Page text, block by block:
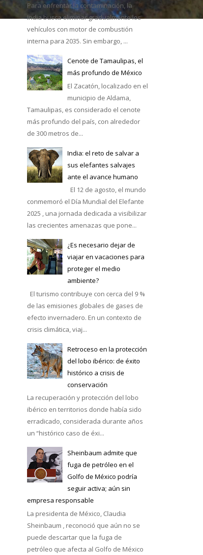
Para enfrentar la contaminación, la
India busca eliminar gradualmente los
vehículos con motor de combustión
interna para 2035. Sin embargo, ...
Cenote de Tamaulipas, el
más profundo de México
El Zacatón, localizado en el
municipio de Aldama,
Tamaulipas, es considerado el cenote
más profundo del país, con alrededor
de 300 metros de...
India: el reto de salvar a
sus elefantes salvajes
ante el avance humano
El 12 de agosto, el mundo
conmemoró el Día Mundial del Elefante
2025 , una jornada dedicada a visibilizar
las crecientes amenazas que pone...
¿Es necesario dejar de
viajar en vacaciones para
proteger el medio
ambiente?
El turismo contribuye con cerca del 9 %
de las emisiones globales de gases de
efecto invernadero. En un contexto de
crisis climática, viaj...
Retroceso en la protección
del lobo ibérico: de éxito
histórico a crisis de
conservación
La recuperación y protección del lobo
ibérico en territorios donde había sido
erradicado, considerada durante años
un “histórico caso de éxi...
Sheinbaum admite que
fuga de petróleo en el
Golfo de México podría
seguir activa; aún sin
empresa responsable
La presidenta de México, Claudia
Sheinbaum , reconoció que aún no se
puede descartar que la fuga de
petróleo que afecta al Golfo de México